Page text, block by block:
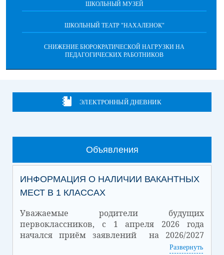
ШКОЛЬНЫЙ МУЗЕЙ
ШКОЛЬНЫЙ ТЕАТР "НАХАЛЕНОК"
СНИЖЕНИЕ БЮРОКРАТИЧЕСКОЙ НАГРУЗКИ НА
ПЕДАГОГИЧЕСКИХ РАБОТНИКОВ
ЭЛЕКТРОННЫЙ ДНЕВНИК
Объявления
ИНФОРМАЦИЯ О НАЛИЧИИ ВАКАНТНЫХ
МЕСТ В 1 КЛАССАХ
Уважаемые родители будущих
первоклассников, с 1 апреля 2026 года
начался приём заявлений на 2026/2027
Развернуть